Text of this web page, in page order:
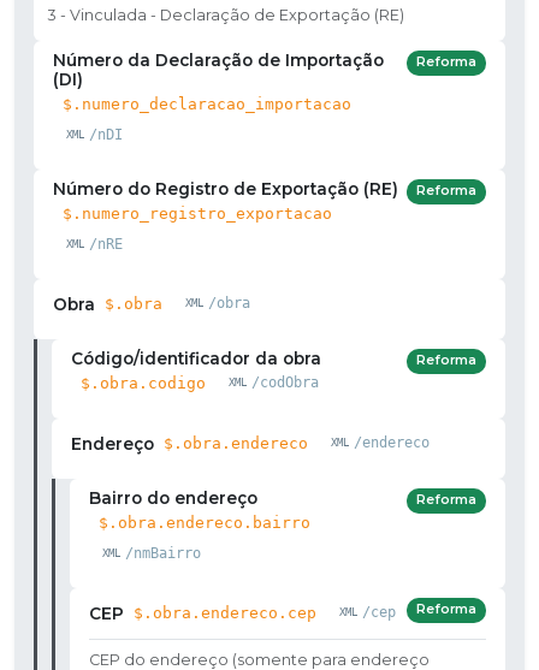
3 - Vinculada - Declaração de Exportação (RE)
Número da Declaração de Importação
(DI)
$.numero_declaracao_importacao
/nDI
Reforma
Número do Registro de Exportação (RE)
$.numero_registro_exportacao
/nRE
Reforma
Obra $.obra /obra
Código/identificador da obra
$.obra.codigo /codObra
Reforma
Endereço $.obra.endereco /endereco
Bairro do endereço
$.obra.endereco.bairro
/nmBairro
Reforma
CEP $.obra.endereco.cep /cep Reforma
CEP do endereço (somente para endereço